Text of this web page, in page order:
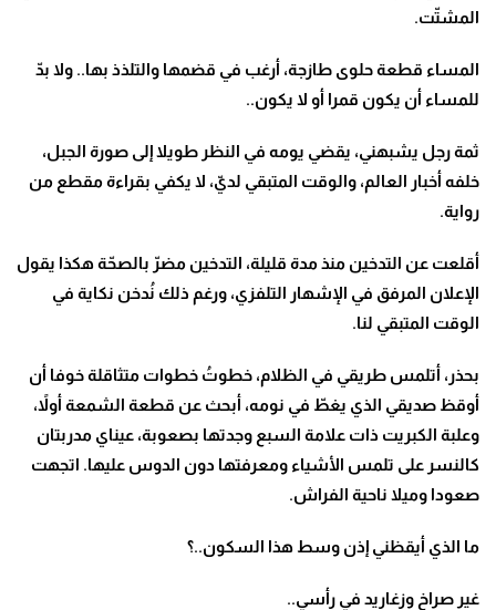
المشتّت.
المساء قطعة حلوى طازجة، أرغب في قضمها والتلذذ بها.. ولا بدّ
للمساء أن يكون قمرا أو لا يكون..
ثمة رجل يشبهني، يقضي يومه في النظر طويلا إلى صورة الجبل،
خلفه أخبار العالم، والوقت المتبقي لديّ، لا يكفي بقراءة مقطع من
رواية.
أقلعت عن التدخين منذ مدة قليلة، التدخين مضرّ بالصحّة هكذا يقول
الإعلان المرفق في الإشهار التلفزي، ورغم ذلك نُدخن نكاية في
الوقت المتبقي لنا.
بحذر، أتلمس طريقي في الظلام، خطوتُ خطوات متثاقلة خوفا أن
أوقظ صديقي الذي يغطّ في نومه، أبحث عن قطعة الشمعة أولاً،
وعلبة الكبريت ذات علامة السبع وجدتها بصعوبة، عيناي مدربتان
كالنسر على تلمس الأشياء ومعرفتها دون الدوس عليها. اتجهت
صعودا وميلا ناحية الفراش.
ما الذي أيقظني إذن وسط هذا السكون..؟
غير صراخ وزغاريد في رأسي..